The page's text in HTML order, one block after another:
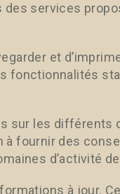
services
et
fonctionnalités
sur les différents
à fournir des
d’activité de
à jour.